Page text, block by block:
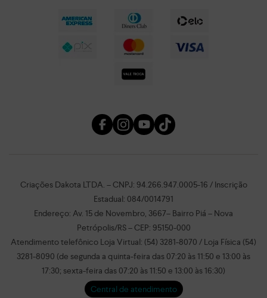
Criações Dakota LTDA. – CNPJ: 94.266.947.0005-16 / Inscrição
Estadual: 084/0014791
Endereço: Av. 15 de Novembro, 3667– Bairro Piá – Nova
Petrópolis/RS – CEP: 95150-000
Atendimento telefônico Loja Virtual: (54) 3281-8070 / Loja Física (54)
3281-8090 (de segunda a quinta-feira das 07:20 às 11:50 e 13:00 às
17:30; sexta-feira das 07:20 às 11:50 e 13:00 às 16:30)
Central de atendimento